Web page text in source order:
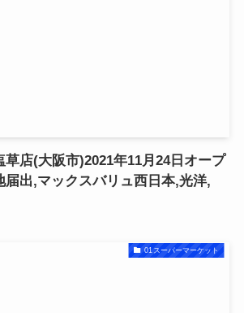
草店(大阪市)2021年11月24日オープ
届出,マックスバリュ西日本,光洋,
01スーパーマーケット